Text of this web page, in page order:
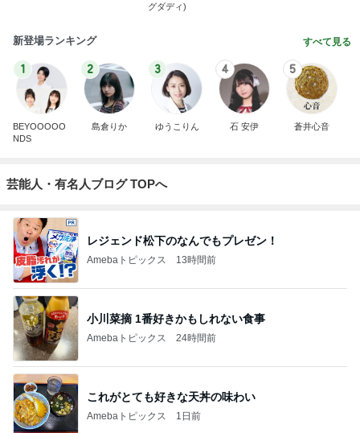
グダディ)
新登場ランキング すべて見る
1
BEYOOOOO
NDS
2
島倉りか
3
ゆうこりん
4
石 安伊
5
蒼井心音
芸能人・有名人ブログ TOPへ
レジェンド松下のなんでもプレゼン！
Amebaトピックス 13時間前
小川菜摘 1番好きかもしれない食事
Amebaトピックス 24時間前
これがとても好きな天丼の味わい
Amebaトピックス 1日前